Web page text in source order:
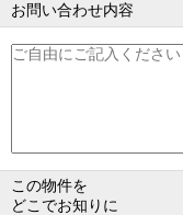
お問い合わせ内容
この物件を
どこでお知りに